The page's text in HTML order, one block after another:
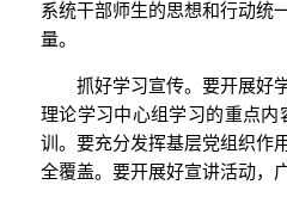
系统干部师生的思想和行动统
量。
抓好学习宣传。要开展好学
理论学习中心组学习的重点
训。要充分发挥基层党组织作
全覆盖。要开展好宣讲活动，